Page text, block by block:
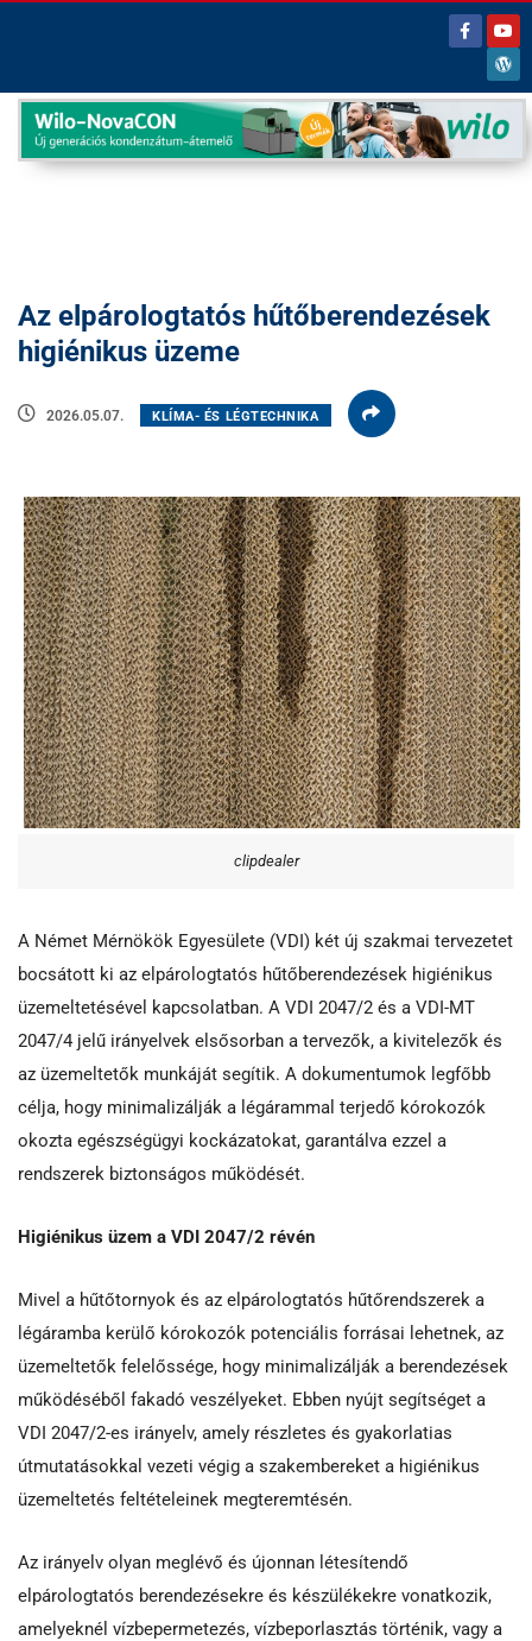
Az elpárologtatós hűtőberendezések
higiénikus üzeme
2026.05.07. KLÍMA- ÉS LÉGTECHNIKA
clipdealer
A Német Mérnökök Egyesülete (VDI) két új szakmai tervezetet
bocsátott ki az elpárologtatós hűtőberendezések higiénikus
üzemeltetésével kapcsolatban. A VDI 2047/2 és a VDI-MT
2047/4 jelű irányelvek elsősorban a tervezők, a kivitelezők és
az üzemeltetők munkáját segítik. A dokumentumok legfőbb
célja, hogy minimalizálják a légárammal terjedő kórokozók
okozta egészségügyi kockázatokat, garantálva ezzel a
rendszerek biztonságos működését.
Higiénikus üzem a VDI 2047/2 révén
Mivel a hűtőtornyok és az elpárologtatós hűtőrendszerek a
légáramba kerülő kórokozók potenciális forrásai lehetnek, az
üzemeltetők felelőssége, hogy minimalizálják a berendezések
működéséből fakadó veszélyeket. Ebben nyújt segítséget a
VDI 2047/2-es irányelv, amely részletes és gyakorlatias
útmutatásokkal vezeti végig a szakembereket a higiénikus
üzemeltetés feltételeinek megteremtésén.
Az irányelv olyan meglévő és újonnan létesítendő
elpárologtatós berendezésekre és készülékekre vonatkozik,
amelyeknél vízbepermetezés, vízbeporlasztás történik, vagy a